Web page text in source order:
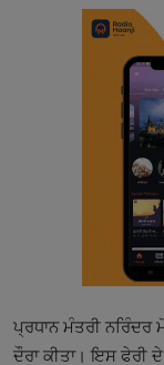
ਪ੍ਰਧਾਨ ਮੰਤਰੀ
ਦੌਰਾ ਕੀਤਾ। ਇਸ ਫੇਰੀ